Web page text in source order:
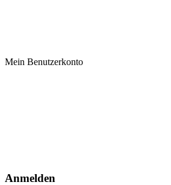
Mein Benutzerkonto
Anmelden